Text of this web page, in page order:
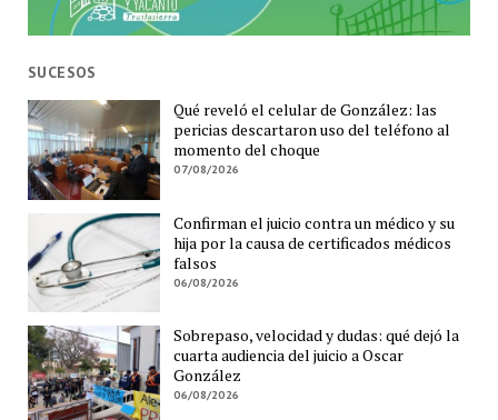
SUCESOS
Qué reveló el celular de González: las
pericias descartaron uso del teléfono al
momento del choque
07/08/2026
Confirman el juicio contra un médico y su
hija por la causa de certificados médicos
falsos
06/08/2026
Sobrepaso, velocidad y dudas: qué dejó la
cuarta audiencia del juicio a Oscar
González
06/08/2026